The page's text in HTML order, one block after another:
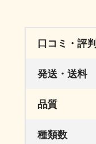
口コミ・評判
発送・送料
品質
種類数